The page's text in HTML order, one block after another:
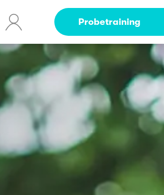
Probetraining